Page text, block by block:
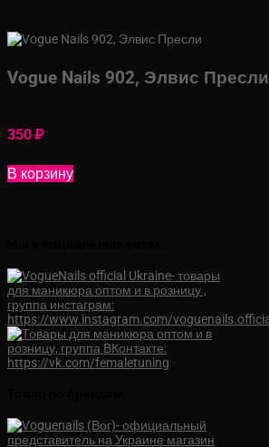
Vogue Nails 902, Элвис Пресли
350₽
В корзину